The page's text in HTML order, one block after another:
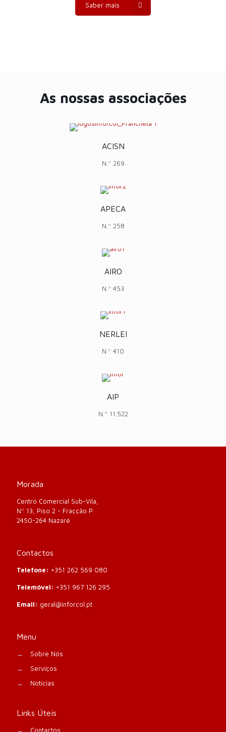
Saber mais
As nossas associações
ACISN
N.º 269
APECA
N.º 258
AIRO
N.º 453
NERLEI
N.º 410
AIP
N.º 11.522
Morada
Centro Comercial Sub-Vila,
Nº 13, Piso 2 - Fracção P
2450-264 Nazaré
Contactos
Telefone: +351 262 569 080
Telemóvel: +351 967 126 295
Email: geral@inforcol.pt
Menu
→
Sobre Nós
→
Serviços
→
Notícias
Links Úteis
→ Contactos